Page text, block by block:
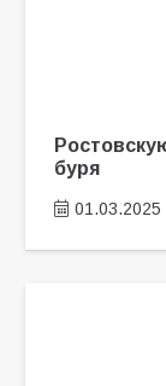
буря
01.03.2025